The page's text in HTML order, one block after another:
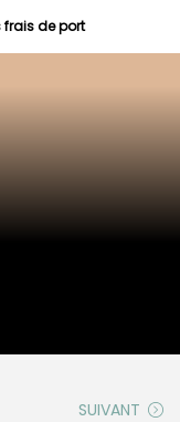
frais de port
SUIVANT